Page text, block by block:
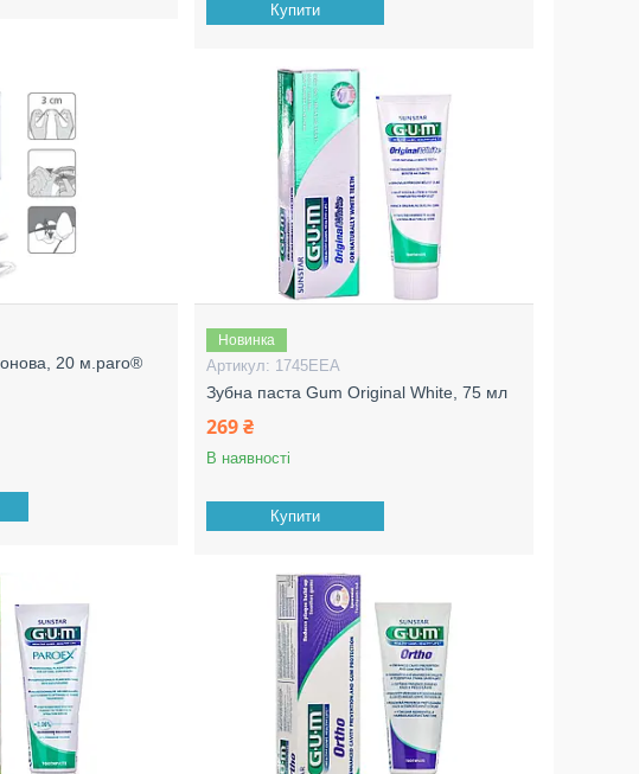
Купити
20 м.paro®
Новинка
1745EEA
Зубна паста Gum Original White, 75 мл
269 ₴
В наявності
Купити